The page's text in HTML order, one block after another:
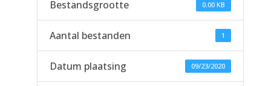
Bestandsgrootte 0.00 KB
Aantal bestanden 1
Datum plaatsing 09/23/2020